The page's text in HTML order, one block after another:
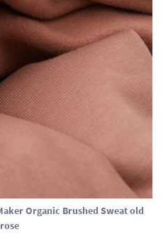
Organic Brushed Sweat old
rose